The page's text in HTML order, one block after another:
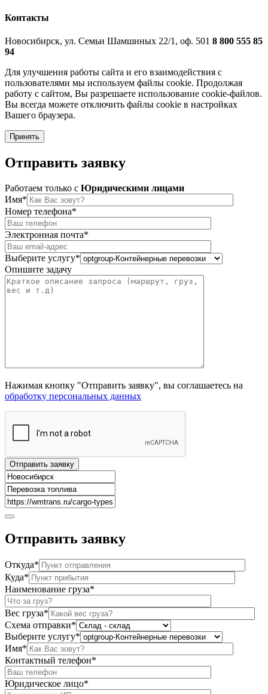
Контакты
Новосибирск, ул. Семьи Шамшиных 22/1, оф. 501 8 800 555 85
94
Для улучшения работы сайта и его взаимодействия с
пользователями мы используем файлы cookie. Продолжая
работу с сайтом, Вы разрешаете использование cookie-файлов.
Вы всегда можете отключить файлы cookie в настройках
Вашего браузера.
Принять
Отправить заявку
Работаем только c Юридическими лицами
Имя*
Номер телефона*
Электронная почта*
Выберите услугу*
Опишите задачу
Нажимая кнопку "Отправить заявку", вы соглашаетесь на
обработку персональных данных
Отправить заявку
Откуда*
Куда*
Наименование груза*
Вес груза*
Схема отправки*
Выберите услугу*
Имя*
Контактный телефон*
Юридическое лицо*